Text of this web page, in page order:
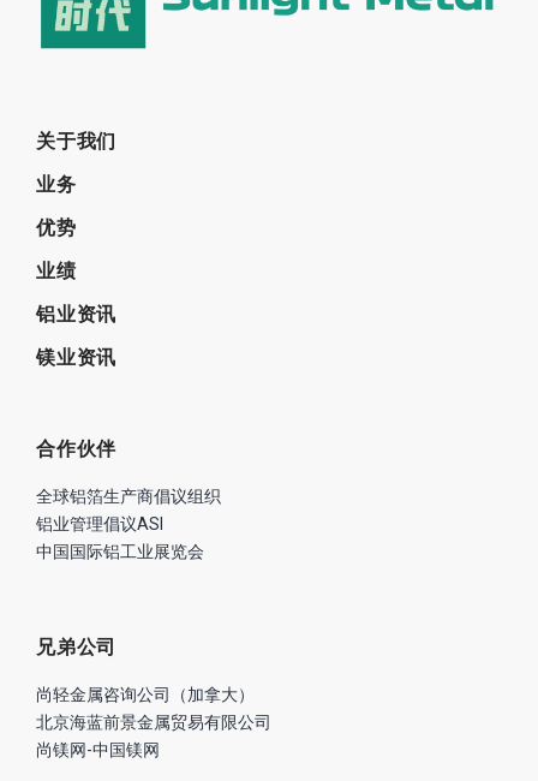
关于我们
业务
优势
业绩
铝业资讯
镁业资讯
合作伙伴
全球铝箔生产商倡议组织
铝业管理倡议ASI
中国国际铝工业展览会
兄弟公司
尚轻金属咨询公司（加拿大）
北京海蓝前景金属贸易有限公司
尚镁网-中国镁网